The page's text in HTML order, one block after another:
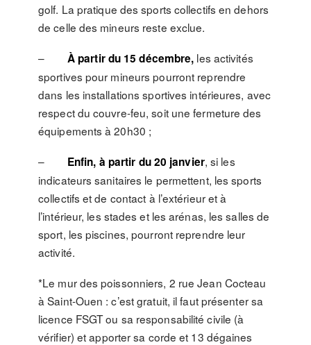
golf. La pratique des sports collectifs en dehors
de celle des mineurs reste exclue.
– À partir du 15 décembre, les activités
sportives pour mineurs pourront reprendre
dans les installations sportives intérieures, avec
respect du couvre-feu, soit une fermeture des
équipements à 20h30 ;
– Enfin, à partir du 20 janvier, si les
indicateurs sanitaires le permettent, les sports
collectifs et de contact à l’extérieur et à
l’intérieur, les stades et les arénas, les salles de
sport, les piscines, pourront reprendre leur
activité.
*Le mur des poissonniers, 2 rue Jean Cocteau
à Saint-Ouen : c’est gratuit, il faut présenter sa
licence FSGT ou sa responsabilité civile (à
vérifier) et apporter sa corde et 13 dégaines